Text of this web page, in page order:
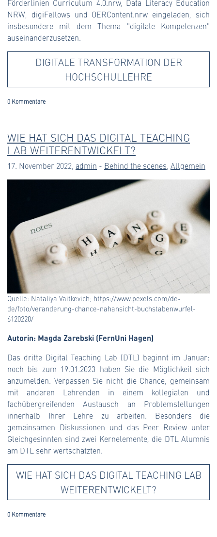
Förderlinien Curriculum 4.0.nrw, Data Literacy Education
NRW, digiFellows und OERContent.nrw eingeladen, sich
insbesondere mit dem Thema "digitale Kompetenzen"
auseinanderzusetzen.
DIGITALE TRANSFORMATION DER
HOCHSCHULLEHRE
0 Kommentare
WIE HAT SICH DAS DIGITAL TEACHING
LAB WEITERENTWICKELT?
17. November 2022, admin - Behind the scenes Allgemein
Quelle: Nataliya Vaitkevich; https://www.pexels.com/de-
de/foto/veranderung-chance-nahansicht-buchstabenwurfel-
6120220/
Autorin: Magda Zarebski (FernUni Hagen)
Das dritte Digital Teaching Lab (DTL) beginnt im Januar:
noch bis zum 19.01.2023 haben Sie die Möglichkeit sich
anzumelden. Verpassen Sie nicht die Chance, gemeinsam
mit anderen Lehrenden in einem kollegialen und
fachübergreifenden Austausch an Problemstellungen
innerhalb Ihrer Lehre zu arbeiten. Besonders die
gemeinsamen Diskussionen und das Peer Review unter
Gleichgesinnten sind zwei Kernelemente, die DTL Alumnis
am DTL sehr wertschätzten.
WIE HAT SICH DAS DIGITAL TEACHING LAB
WEITERENTWICKELT?
0 Kommentare